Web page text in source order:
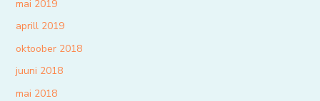
mai 2019
aprill 2019
oktoober 2018
juuni 2018
mai 2018